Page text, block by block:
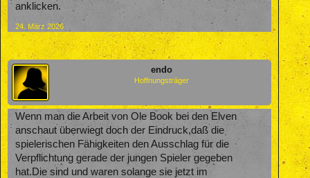
anklicken.
24. März 2026
endo
Hoffnungsträger
Wenn man die Arbeit von Ole Book bei den Elven
anschaut überwiegt doch der Eindruck,daß die
spielerischen Fähigkeiten den Ausschlag für die
Verpflichtung gerade der jungen Spieler gegeben
hat.Die sind und waren solange sie jetzt im